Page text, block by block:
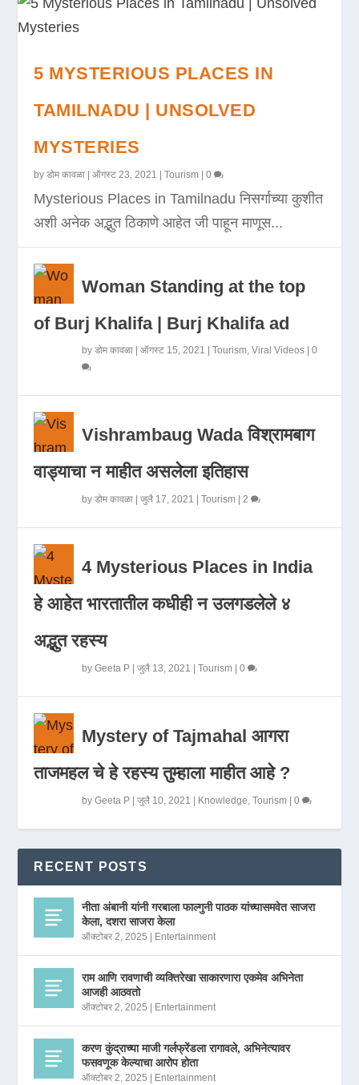
5 MYSTERIOUS PLACES IN
TAMILNADU | UNSOLVED
MYSTERIES
byडोम कावळा |ऑगस्ट 23, 2021 |Tourism |0
Mysterious Places in Tamilnadu निसर्गाच्या कुशीत
अशी अनेक अद्भुत ठिकाणे आहेत जी पाहून माणूस...
Woman Standing at the top
of Burj Khalifa | Burj Khalifa ad
byडोम कावळा |ऑगस्ट 15, 2021 |Tourism ,Viral Videos |0
Vishrambaug Wada विश्रामबाग
वाड्याचा न माहीत असलेला इतिहास
byडोम कावळा |जुलै 17, 2021 |Tourism | 2
4 Mysterious Places in India
हे आहेत भारतातील कधीही न उलगडलेले ४
अद्भुत रहस्य
byGeeta P |जुलै 13, 2021 |Tourism |0
Mystery of Tajmahal आगरा
ताजमहल चे हे रहस्य तुम्हाला माहीत आहे ?
byGeeta P |जुलै 10, 2021 | Knowledge ,Tourism |0
RECENT POSTS
नीता अंबानी यांनी गरबाला फाल्गुनी पाठक यांच्यासमवेत साजरा
केला, दशरा साजरा केला
ऑक्टोबर 2, 2025 | Entertainment
राम आणि रावणाची व्यक्तिरेखा साकारणारा एकमेव अभिनेता
आजही आठवतो
ऑक्टोबर 2, 2025 | Entertainment
करण कुंद्राच्या माजी गर्लफ्रेंडला रागावले, अभिनेत्यावर
फसवणूक केल्याचा आरोप होता
ऑक्टोबर 2, 2025 | Entertainment